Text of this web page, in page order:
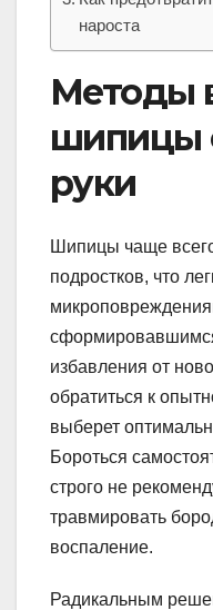
нароста
Методы
шипицы
руки
Шипицы чаще
подростков, что
избавления от
обратиться к
выберет
Бороться
строго не
травмировать
воспаление.
Радикальным